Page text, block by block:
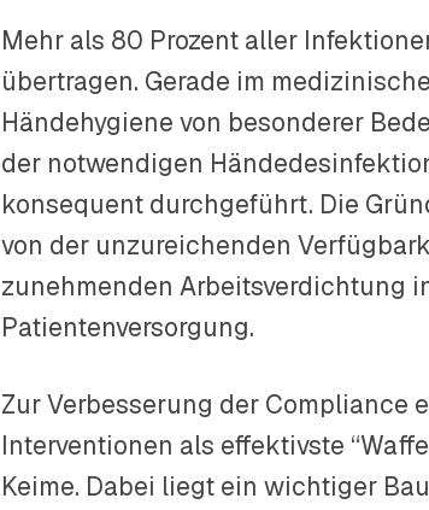
Mehr als 80 Prozent aller
übertragen. Gerade im
Händehygiene von besonderer
der notwendigen
konsequent durchgeführt. Die
von der unzureichenden
zunehmenden Arbeitsverdichtung
Patientenversorgung.
Zur Verbesserung der Compliance
Interventionen als effektivste
Keime. Dabei liegt ein wichtiger